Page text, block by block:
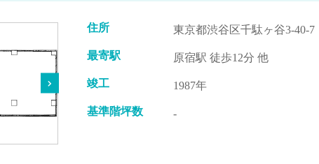
住所 東京都渋谷区千駄ヶ谷3-40-7
最寄駅 原宿駅 徒歩12分 他
竣工 1987年
基準階坪数 -